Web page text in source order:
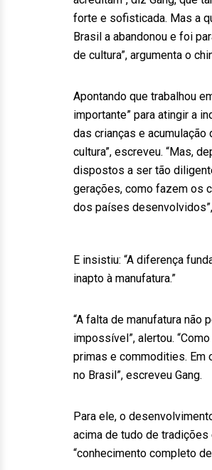
forte e sofisticada. Mas a
Brasil a abandonou e foi
de cultura”, argumenta o
Apontando que trabalhou
importante” para atingir a
das crianças e
cultura”, escreveu. “Mas,
dispostos a ser tão
gerações, como fazem os
dos países
E insistiu: “A diferença
inapto à manufatura.”
“A falta de manufatura
impossível”, alertou.
primas e commodities. Em
no Brasil”, escreveu Gang.
Para ele, o
acima de tudo de tradições
“conhecimento completo